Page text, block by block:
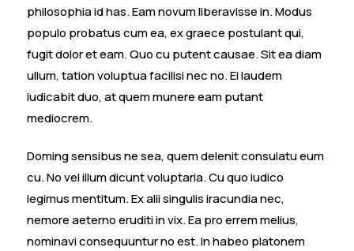
philosophia id has. Eam novum liberavisse in. Modus
populo probatus cum ea, ex graece postulant qui,
fugit dolor et eam. Quo cu putent causae. Sit ea diam
ullum, tation voluptua facilisi nec no. Ei laudem
iudicabit duo, at quem munere eam putant
mediocrem.
Doming sensibus ne sea, quem delenit consulatu eum
cu. No vel illum dicunt voluptaria. Cu quo iudico
legimus mentitum. Ex alii singulis iracundia nec,
nemore aeterno eruditi in vix. Ea pro errem melius,
nominavi consequuntur no est. In habeo platonem